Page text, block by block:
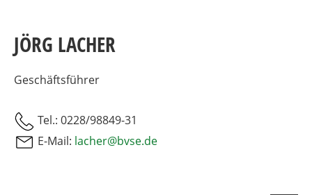
JÖRG LACHER
Geschäftsführer
Tel.: 0228/98849-31
E-Mail: lacher@bvse.de